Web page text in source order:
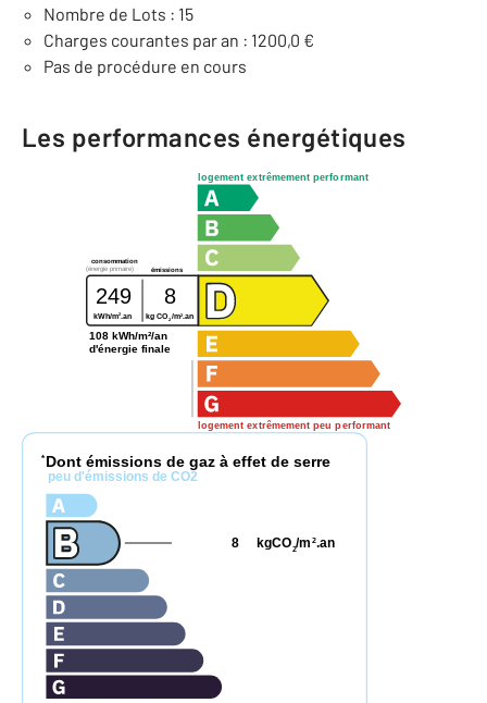
Nombre de Lots : 15
Charges courantes par an : 1200,0 €
Pas de procédure en cours
Les performances énergétiques
logement extrêmement performant
logement extrêmement peu performant
consommation
émissions
(énergie primaire)
249 8
kWh/m2.an kg CO2 /m2 .an
108 kWh/m²/an
d'énergie finale
* Dont émissions de gaz à effet de serre
peu d'émissions de CO2
kgCO2/m 2.an
8